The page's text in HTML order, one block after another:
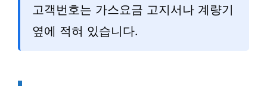
고객번호는 가스요금 고지서나 계량기
옆에 적혀 있습니다.